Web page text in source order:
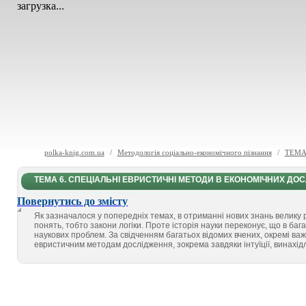
загрузка...
polka-knig.com.ua / Методологія соціально-економічного пізнання / ТЕМА
ТЕМА 6. СПЕЦІАЛЬНІ ЕВРИСТИЧНІ МЕТОДИ В ЕКОНОМІЧНИХ
Повернутись до змісту
Як зазначалося у попередніх темах, в отриманні нових знань
понять, тобто закони логіки. Проте історія науки переконує, що в
наукових проблем. За свідченням багатьох відомих вчених, окремі
евристичним методам дослідження, зокрема завдяки інтуїції,